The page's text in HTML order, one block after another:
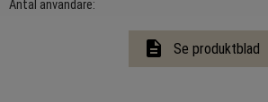
Antal användare
description Se produktblad